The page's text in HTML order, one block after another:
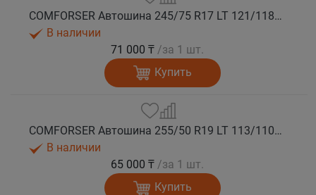
COMFORSER Автошина 245/75 R17 LT 121/118S CF1100 10PR RWL лето
В наличии
71 000 ₸ /за 1 шт.
Купить
COMFORSER Автошина 255/50 R19 LT 113/110S CF1100 RWL лето
В наличии
65 000 ₸ /за 1 шт.
Купить